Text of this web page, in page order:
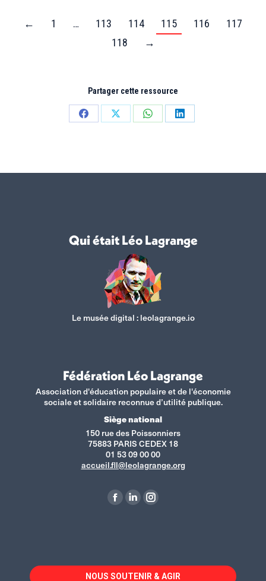
← 1 … 113 114 115 116
117
118
→
Partager cette ressource
PartagerPartagerPartagerPartager
Qui était Léo Lagrange
Le musée digital : leolagrange.io
Fédération Léo Lagrange
Association d'éducation populaire et de l'économie
sociale et solidaire reconnue d’utilité publique.
Siège national
150 rue des Poissonniers
75883 PARIS CEDEX 18
01 53 09 00 00
accueil.fll@leolagrange.org
La
dans
La
dans
La
dans
NOUS SOUTENIR & AGIR